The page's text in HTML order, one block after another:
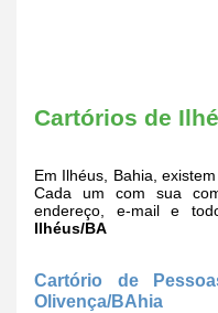
Cartórios de
Em Ilhéus, Bahia, existem
Cada um com sua
endereço, e-mail e
Ilhéus/BA
Cartório de
Olivença/BAhia